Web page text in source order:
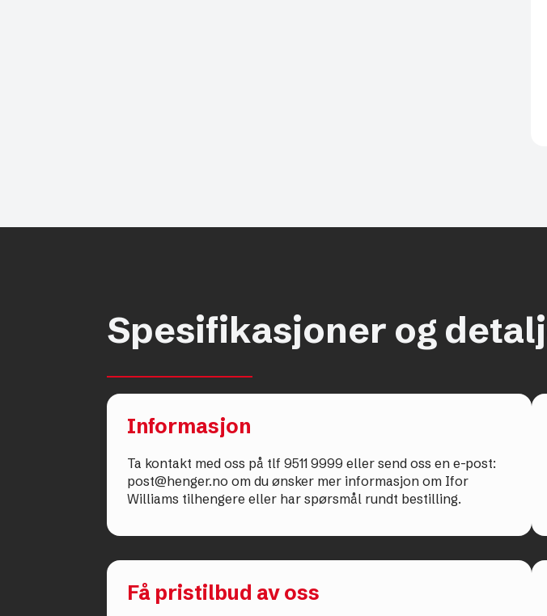
Spesifikasjoner og
Informasjon
Ta kontakt med oss på tlf 9511 9999 eller send oss en e-post:
post@henger.no om du ønsker mer informasjon om Ifor
Williams tilhengere eller har spørsmål rundt bestilling.
Få pristilbud av oss